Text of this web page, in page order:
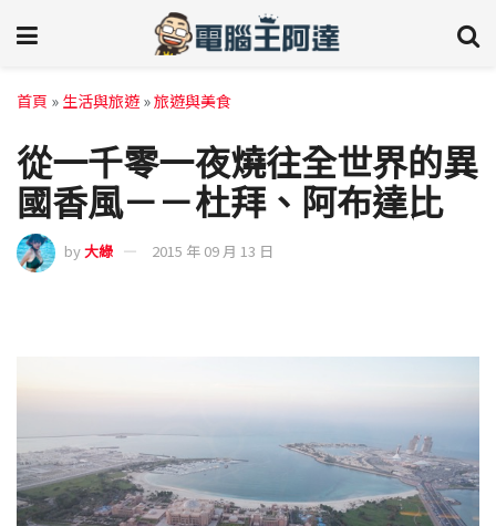
首頁 » 生活與旅遊 »旅遊與美食
從一千零一夜燒往全世界的異
國香風－－杜拜、阿布達比
by大綠 2015 年 09 月 13 日